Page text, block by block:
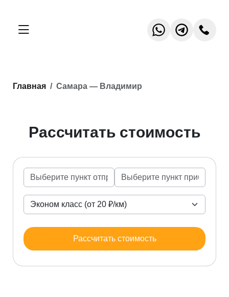
Главная Самара — Владимир
Рассчитать стоимость
Рассчитать стоимость